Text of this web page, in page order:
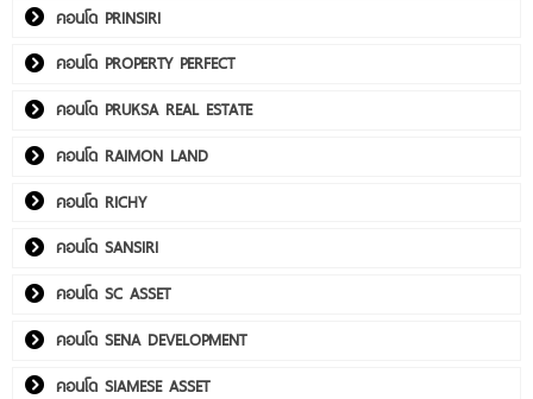
คอนโด PRINSIRI
คอนโด PROPERTY PERFECT
คอนโด PRUKSA REAL ESTATE
คอนโด RAIMON LAND
คอนโด RICHY
คอนโด SANSIRI
คอนโด SC ASSET
คอนโด SENA DEVELOPMENT
คอนโด SIAMESE ASSET